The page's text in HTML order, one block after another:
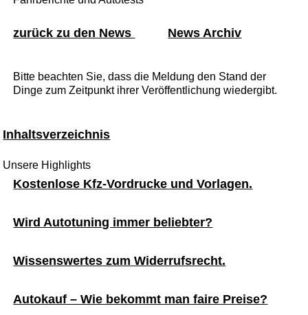
zurück zu den News News Archiv
Bitte beachten Sie, dass die Meldung den Stand der
Dinge zum Zeitpunkt ihrer Veröffentlichung wiedergibt.
Inhaltsverzeichnis
Unsere Highlights
Kostenlose Kfz-Vordrucke und Vorlagen.
Wird Autotuning immer beliebter?
Wissenswertes zum Widerrufsrecht.
Autokauf – Wie bekommt man faire Preise?